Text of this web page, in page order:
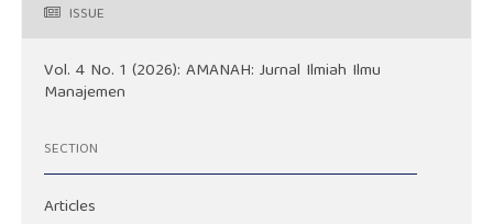
ISSUE
Vol. 4 No. 1 (2026): AMANAH: Jurnal Ilmiah Ilmu
Manajemen
SECTION
Articles